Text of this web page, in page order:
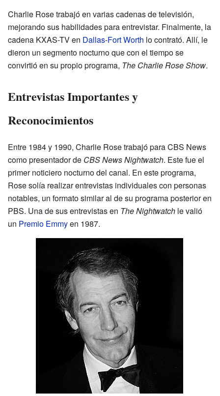
Charlie Rose trabajó en varias cadenas de televisión,
mejorando sus habilidades para entrevistar. Finalmente, la
cadena KXAS-TV en Dallas-Fort Worth lo contrató. Allí, le
dieron un segmento nocturno que con el tiempo se
convirtió en su propio programa, The Charlie Rose Show.
Entrevistas Importantes y
Reconocimientos
Entre 1984 y 1990, Charlie Rose trabajó para CBS News
como presentador de CBS News Nightwatch. Este fue el
primer noticiero nocturno del canal. En este programa,
Rose solía realizar entrevistas individuales con personas
notables, un formato similar al de su programa posterior en
PBS. Una de sus entrevistas en The Nightwatch le valió
un Premio Emmyen 1987.